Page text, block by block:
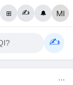
⊞ ✍️ 🔔
✍️
⋯